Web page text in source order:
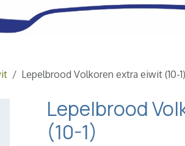
Lepelbrood Volkoren extra eiwit (10-1)
Lepelbrood
(10-1)